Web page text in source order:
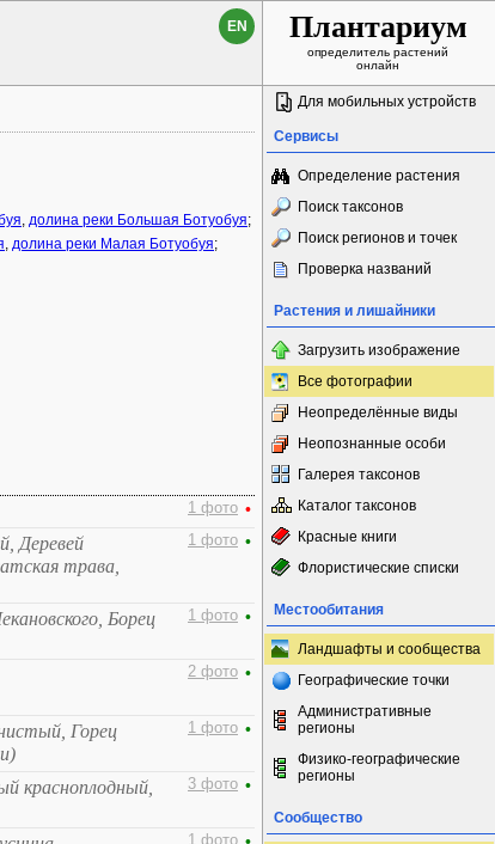
EN Плантариум
определитель растений
онлайн
, долина реки Большая Ботуобуя;
, долина реки Малая Ботуобуя;
1 фото •
Деревей
трава,
1 фото •
Борец
1 фото •
2 фото •
Горец
1 фото •
красноплодный,
3 фото •
1 фото
Для мобильных устройств
Сервисы
Определение растения
Поиск таксонов
Поиск регионов и точек
Проверка названий
Растения и лишайники
Загрузить изображение
Все фотографии
Неопределённые виды
Неопознанные особи
Галерея таксонов
Каталог таксонов
Красные книги
Флористические списки
Местообитания
Ландшафты и сообщества
Географические точки
Административные
регионы
Физико-географические
регионы
Сообщество